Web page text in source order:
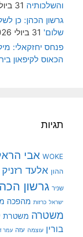
והשלכותיה 31 ביולי 2026
גרשון הכהן: כן
שלום' 31 ביולי 2026
פנחס יחזקאלי:
הכאוס לקיפאון
תגיות
WOKE אבי
ההון אלעד רזניק
שניר גרשון
ישראל כרזות מהפכה
משטרה משטרת
בורין עוצמה עזה עמר